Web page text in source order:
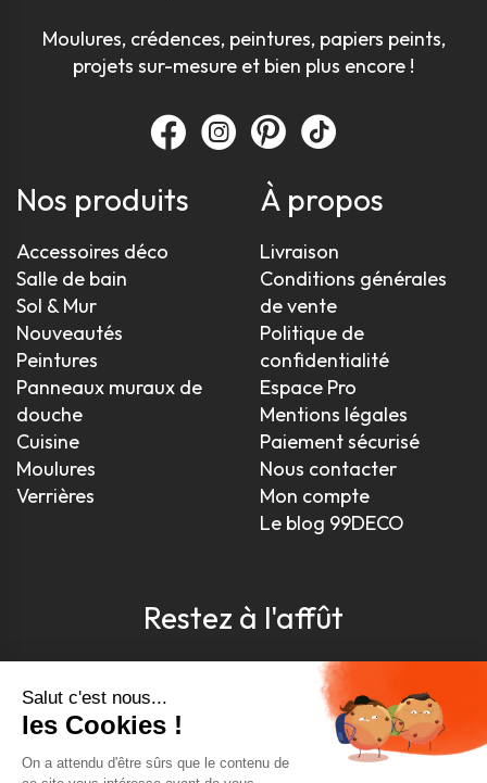
Moulures, crédences, peintures, papiers peints,
projets sur-mesure et bien plus encore !
Nos produits
Accessoires déco
Salle de bain
Sol & Mur
Nouveautés
Peintures
Panneaux muraux de
douche
Cuisine
Moulures
Verrières
À propos
Livraison
Conditions générales
de vente
Politique de
confidentialité
Espace Pro
Mentions légales
Paiement sécurisé
Nous contacter
Mon compte
Le blog 99DECO
Restez à l'affût
Pour être toujours au courant, inscrivez-vous à
notre newsletter